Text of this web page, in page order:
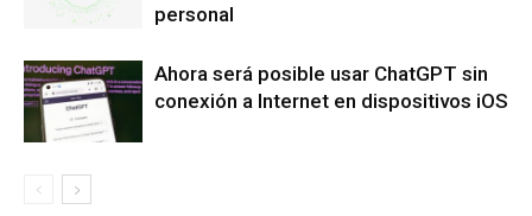
personal
Ahora será posible usar ChatGPT sin
conexión a Internet en dispositivos iOS